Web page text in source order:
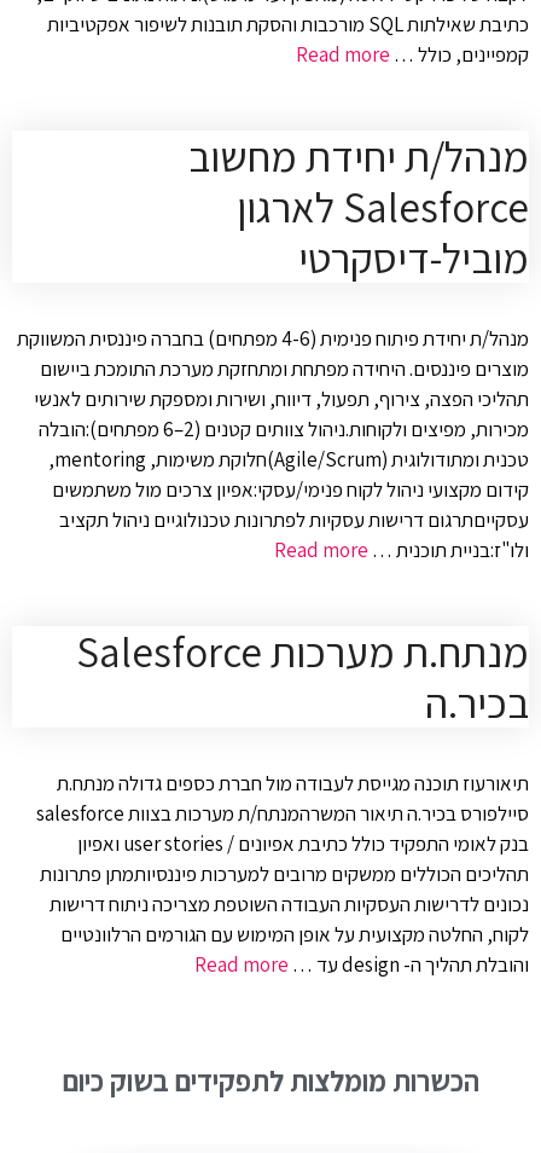
כתיבת שאילתות SQL מורכבות והסקת תובנות לשיפור אפקטיביות
קמפיינים, כולל … Read more
מנהל/ת יחידת מחשוב
Salesforce לארגון
מוביל-דיסקרטי
מנהל/ת יחידת פיתוח פנימית (4-6 מפתחים) בחברה פיננסית המשווקת
מוצרים פיננסים. היחידה מפתחת ומתחזקת מערכת התומכת ביישום
תהליכי הפצה, צירוף, תפעול, דיווח, ושירות ומספקת שירותים לאנשי
מכירות, מפיצים ולקוחות.ניהול צוותים קטנים (2–6 מפתחים):הובלה
טכנית ומתודולוגית (Agile/Scrum)חלוקת משימות, mentoring,
קידום מקצועי ניהול לקוח פנימי/עסקי:אפיון צרכים מול משתמשים
עסקייםתרגום דרישות עסקיות לפתרונות טכנולוגיים ניהול תקציב
ולו"ז:בניית תוכנית … Read more
מנתח.ת מערכות Salesforce
בכיר.ה
תיאורעוז תוכנה מגייסת לעבודה מול חברת כספים גדולה מנתח.ת
סיילפורס בכיר.ה תיאור המשרהמנתח/ת מערכות בצוות salesforce
בנק לאומי התפקיד כולל כתיבת אפיונים / user stories ואפיון
תהליכים הכוללים ממשקים מרובים למערכות פיננסיותמתן פתרונות
נכונים לדרישות העסקיות העבודה השוטפת מצריכה ניתוח דרישות
לקוח, החלטה מקצועית על אופן המימוש עם הגורמים הרלוונטיים
והובלת תהליך ה- design עד …
Read more
הכשרות מומלצות לתפקידים בשוק כיום